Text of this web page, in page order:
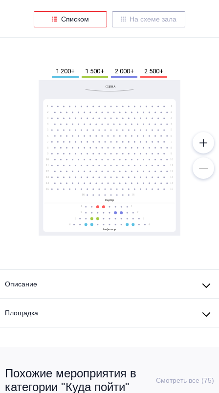
Списком На схеме зала
Описание
Площадка
Похожие мероприятия в
категории "Куда пойти"
Смотреть все (75)